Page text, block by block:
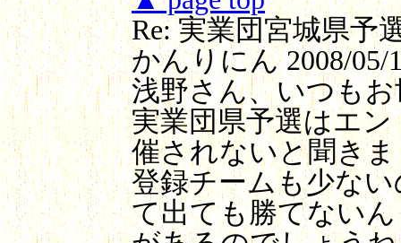
Re: 実業団宮城県予
かんりにん2008/05/
浅野さん、いつも
実業団県予選はエ
催されないと聞き
登録チームも少な
て出ても勝てない